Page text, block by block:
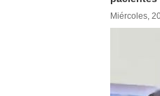
Miércoles,